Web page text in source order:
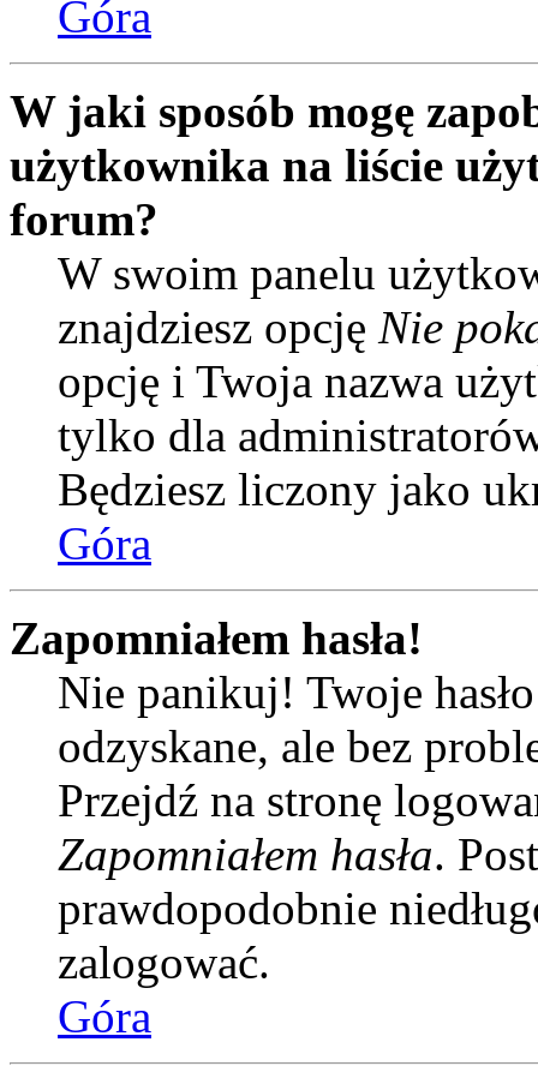
Góra
W jaki sposób mogę
użytkownika na liście
forum?
W swoim panelu
znajdziesz opcję Nie
opcję i Twoja nazwa
tylko dla
Będziesz liczony jako
Góra
Zapomniałem hasła!
Nie panikuj! Twoje
odzyskane, ale bez
Przejdź na stronę
Zapomniałem hasła.
prawdopodobnie
zalogować.
Góra